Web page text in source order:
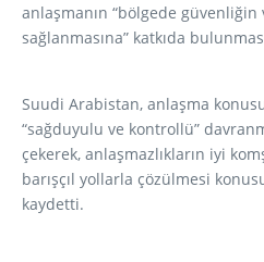
anlaşmanın “bölgede güvenliğin
sağlanmasına” katkıda
Suudi Arabistan, anlaşma
“sağduyulu ve kontrollü”
çekerek, anlaşmazlıkların iyi
barışçıl yollarla çözülmesi
kaydetti.